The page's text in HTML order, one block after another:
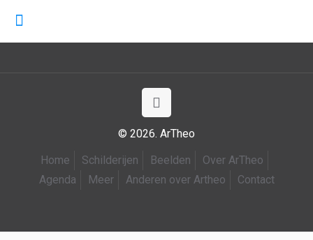
© 2026. ArTheo
Home
Schilderijen Beelden
Over ArTheo
Agenda
Meer Anderen over Artheo Contact